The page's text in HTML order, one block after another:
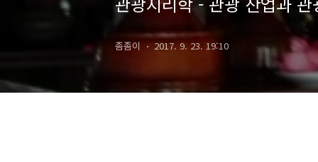
좀좀이 2017. 9. 23. 19:10